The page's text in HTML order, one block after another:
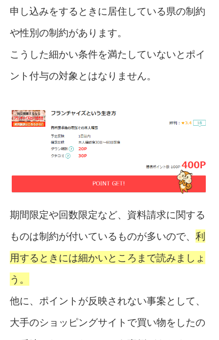
申し込みをするときに居住している県の制約
や性別の制約があります。
こうした細かい条件を満たしていないとポイ
ント付与の対象とはなりません。
期間限定や回数限定など、資料請求に関する
ものは制約が付いているものが多いので、 利
用するときには細かいところまで読みましょ
う。
他に、ポイントが反映されない事案として、
大手のショッピングサイトで買い物をしたの